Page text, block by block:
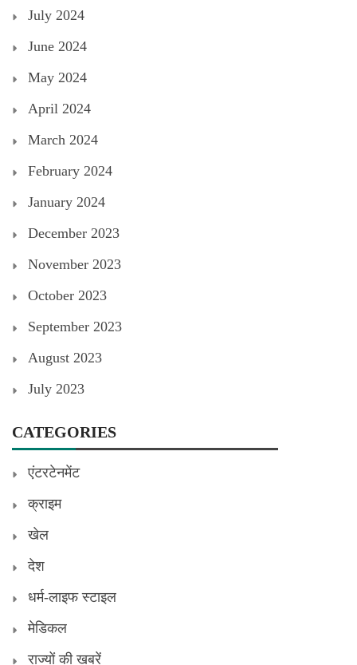
July 2024
June 2024
May 2024
April 2024
March 2024
February 2024
January 2024
December 2023
November 2023
October 2023
September 2023
August 2023
July 2023
CATEGORIES
एंटरटेनमेंट
क्राइम
खेल
देश
धर्म-लाइफ स्टाइल
मेडिकल
राज्यों की खबरें